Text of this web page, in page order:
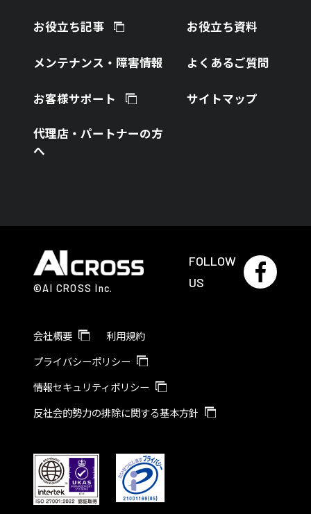
お役立ち記事 お役立ち資料
メンテナンス・障害情報 よくあるご質問
お客様サポート サイトマップ
代理店・パートナーの方
へ
©AI CROSS Inc.
FOLLOW
US
会社概要
利用規約
プライバシーポリシー
情報セキュリティポリシー
反社会的勢力の排除に関する基本方針